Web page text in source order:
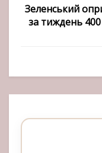
Зеленський
за тиждень 400